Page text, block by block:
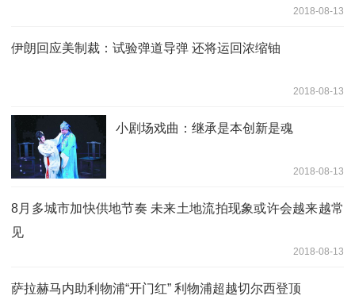
2018-08-13
伊朗回应美制裁：试验弹道导弹 还将运回浓缩铀
2018-08-13
小剧场戏曲：继承是本创新是魂
2018-08-13
8月多城市加快供地节奏 未来土地流拍现象或许会越来越常
见
2018-08-13
萨拉赫马内助利物浦“开门红” 利物浦超越切尔西登顶